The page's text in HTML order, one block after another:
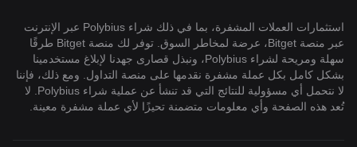
استثمارات العملات المشفرة، بما في ذلك شراء Polybius عبر الإنترنت
عبر منصة Bitget، عرضة لمخاطر السوق. توفر لك منصة Bitget طرقًا
سهلة ومريحة لشراء Polybius، ونبذل قصارى جهدنا لإبلاغ مستخدمينا
بشكل كامل بكل عملة مشفرة نقدمها على منصة التداول. ومع ذلك، فإننا
لا نتحمل أي مسؤولية للنتائج التي قد تنشأ عن عملية شراء Polybius. لا
تُعد هذه الصفحة وأي معلومات متضمنة تحيزًا لأي عملة مشفرة معينة.